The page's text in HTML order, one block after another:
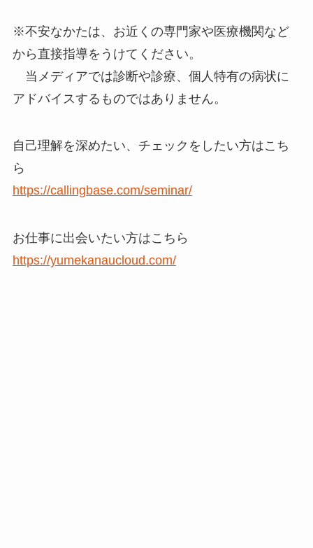
※不安なかたは、お近くの専門家や医療機関など
から直接指導をうけてください。
当メディアでは診断や診療、個人特有の病状に
アドバイスするものではありません。
自己理解を深めたい、チェックをしたい方はこち
ら
https://callingbase.com/seminar/
お仕事に出会いたい方はこちら
https://yumekanaucloud.com/